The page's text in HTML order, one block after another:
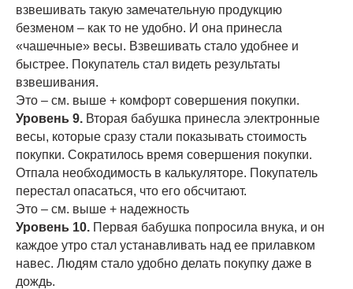
взвешивать такую замечательную продукцию
безменом – как то не удобно. И она принесла
«чашечные» весы. Взвешивать стало удобнее и
быстрее. Покупатель стал видеть результаты
взвешивания.
Это – см. выше + комфорт совершения покупки.
Уровень 9. Вторая бабушка принесла электронные
весы, которые сразу стали показывать стоимость
покупки. Сократилось время совершения покупки.
Отпала необходимость в калькуляторе. Покупатель
перестал опасаться, что его обсчитают.
Это – см. выше + надежность
Уровень 10. Первая бабушка попросила внука, и он
каждое утро стал устанавливать над ее прилавком
навес. Людям стало удобно делать покупку даже в
дождь.